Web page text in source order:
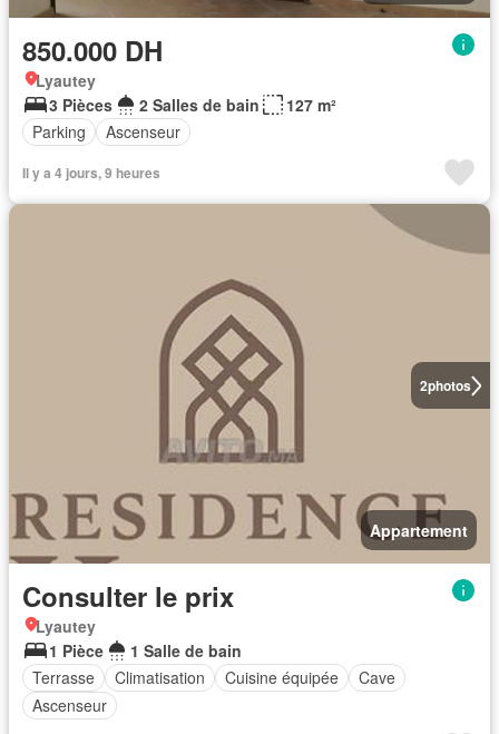
850.000 DH
Lyautey
3 Pièces
2 Salles de bain
127 m²
Parking
Ascenseur
Il y a 4 jours, 9 heures
2photos
Appartement
Consulter le prix
Lyautey
1 Pièce
1 Salle de bain
Terrasse
Climatisation Cuisine équipée
Cave
Ascenseur